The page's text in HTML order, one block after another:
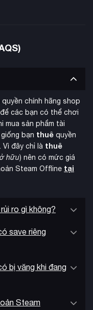
chính hãng shop
để các bạn có thể chơi
mua sản phẩm tài
bạn thuê quyền
. Vì đây chỉ là thuê
hữu) nên có mức giá
Steam Offline tại
ro gì không?
save riêng
bị văng khi đang
Steam